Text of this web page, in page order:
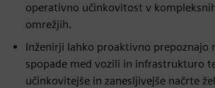
operativno učinkovitost v
omrežjih.
Inženirji lahko proaktivno prepoznajo
spopade med vozili in infrastrukturo
učinkovitejše in zanesljivejše načrte